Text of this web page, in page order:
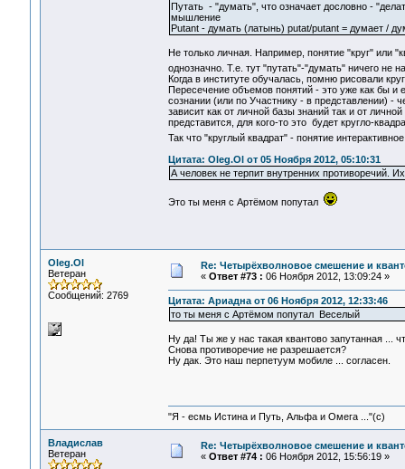
Путать - "думать", что означает дословно -
мышление
Putant - думать (латынь) putat/putant = думает /
Не только личная. Например, понятие "круг" или
однозначно. Т.е. тут "путать"-"думать" ничего не
Когда в институте обучалась, помню рисовали
Пересечение объемов понятий - это уже как бы и
сознании (или по Участнику - в представлении) -
зависит как от личной базы знаний так и от
представится, для кого-то это будет кругло-
Так что "круглый квадрат" - понятие
Цитата: Oleg.Ol от 05 Ноября 2012, 05:10:31
А человек не терпит внутренних противоречий.
Это ты меня с Артёмом попутал
Oleg.Ol
Ветеран
Сообщений: 2769
Re: Четырёхволновое смешение и
« Ответ #73 : 06 Ноября 2012, 13:09:24 »
Цитата: Ариадна от 06 Ноября 2012, 12:33:46
то ты меня с Артёмом попутал Веселый
Ну да! Ты же у нас такая квантово запутанная ...
Снова противоречие не разрешается?
Ну дак. Это наш перпетуум мобиле ... согласен.
"Я - есмь Истина и Путь, Альфа и Омега ..."(с)
Владислав
Ветеран
Re: Четырёхволновое смешение и
« Ответ #74 : 06 Ноября 2012, 15:56:19 »